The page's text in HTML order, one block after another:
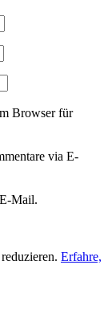
Browser für
via E-
Mail.
Erfahre,